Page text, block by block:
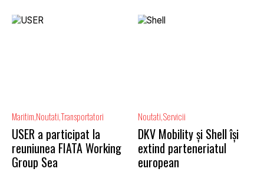
Maritim NoutatiTransportatori
USER a participat la
reuniunea FIATA Working
Group Sea
Noutati Servicii
DKV Mobility și Shell își
extind parteneriatul
european